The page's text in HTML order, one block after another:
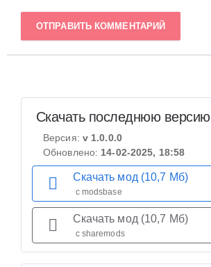
ОТПРАВИТЬ КОММЕНТАРИЙ
Скачать последнюю версию
Версия: v 1.0.0.0
Обновлено: 14-02-2025, 18:58
Скачать мод (10,7 Мб)
с modsbase
Скачать мод (10,7 Мб)
с sharemods